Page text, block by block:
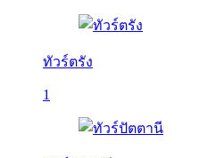
ทัวร์ตรัง
1